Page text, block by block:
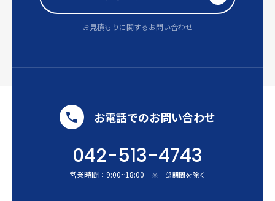
お見積もりに関するお問い合わせ
お電話でのお問い合わせ
042-513-4743
営業時間： 9:00~18:00 ※一部期間を除く